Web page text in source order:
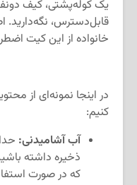
یک کوله‌پشتی، کیف
قابل‌دسترس، نگه‌دارید.
خانواده از این کیت
در اینجا نمونه‌ای از
کنیم:
آب آشامیدنی:
ذخیره داشته
که در صورت